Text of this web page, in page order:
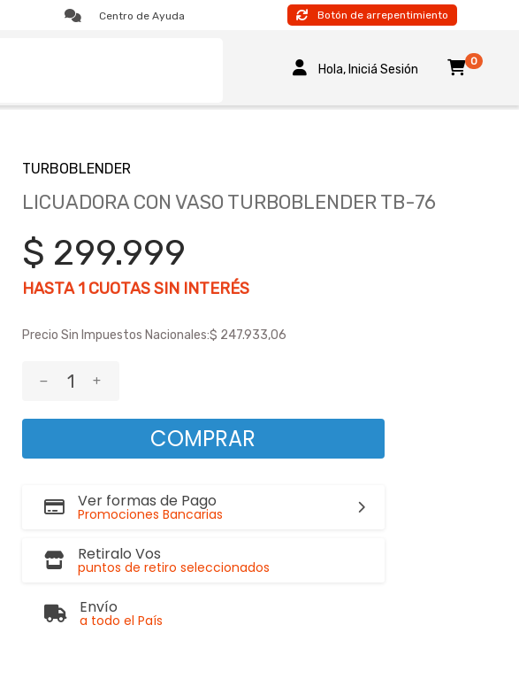
Centro de Ayuda Botón de arrepentimiento
Hola, Iniciá Sesión
0
TURBOBLENDER
LICUADORA CON VASO TURBOBLENDER TB-76
$ 299.999
HASTA1CUOTAS SIN INTERÉS
Precio Sin Impuestos Nacionales:$ 247.933,06
COMPRAR
Ver formas de Pago
Promociones Bancarias
Retiralo Vos
puntos de retiro seleccionados
Envío
a todo el País